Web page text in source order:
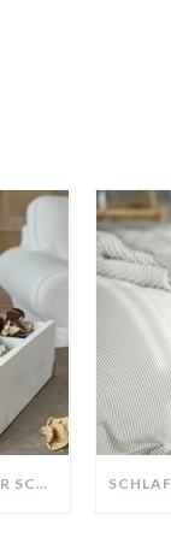
DIY-DEKO-TABLETT AUS ALTER SCHUBLADE – NACHHALTIGE HERBSTDEKO SELBER MACHEN!